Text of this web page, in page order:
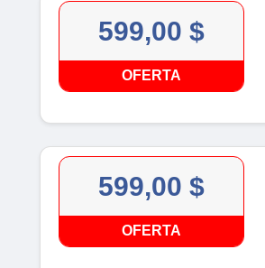
599,00 $
OFERTA
599,00 $
OFERTA